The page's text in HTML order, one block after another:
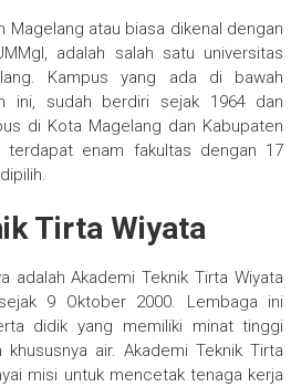
Magelang atau biasa dikenal dengan
adalah salah satu universitas
Kampus yang ada di bawah
ini, sudah berdiri sejak 1964 dan
di Kota Magelang dan Kabupaten
terdapat enam fakultas dengan 17
Tirta Wiyata
adalah Akademi Teknik Tirta Wiyata
9 Oktober 2000. Lembaga ini
didik yang memiliki minat tinggi
air. Akademi Teknik Tirta
misi untuk mencetak tenaga kerja